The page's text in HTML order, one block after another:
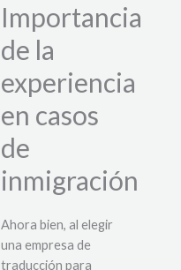
Importancia
de la
experiencia
en casos
de
inmigración
Ahora bien, al elegir
una empresa de
traducción para